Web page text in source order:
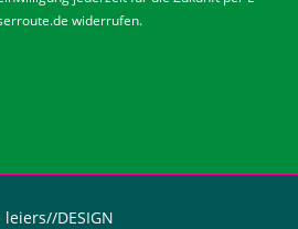
widerrufen.
DESIGN